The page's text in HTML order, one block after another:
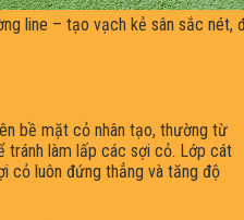
line – tạo vạch kẻ sân sắc nét,
bề mặt cỏ nhân tạo, thường từ
tránh làm lấp các sợi cỏ. Lớp cát
cỏ luôn đứng thẳng và tăng độ